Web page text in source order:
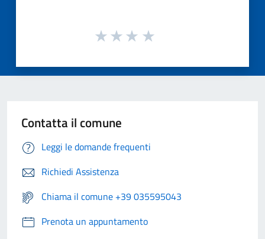
Contatta il comune
Leggi le domande frequenti
Richiedi Assistenza
Chiama il comune +39 035595043
Prenota un appuntamento